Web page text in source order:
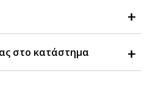
στο κατάστημα